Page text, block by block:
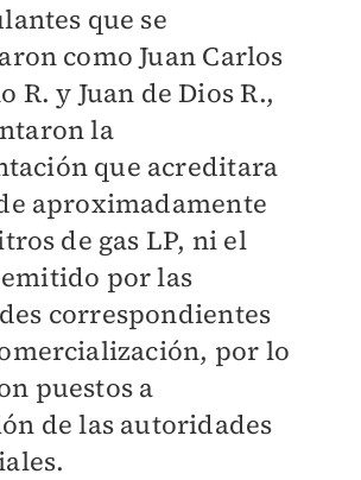
que se
como Juan Carlos
R. y Juan de Dios R.,
la
que acreditara
aproximadamente
de gas LP, ni el
por las
correspondientes
por lo
puestos a
de las autoridades